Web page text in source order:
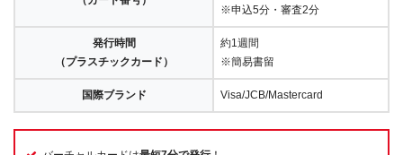
※申込5分・審査2分
発行時間
（プラスチックカード）
約1週間
※簡易書留
国際ブランド Visa/JCB/Mastercard